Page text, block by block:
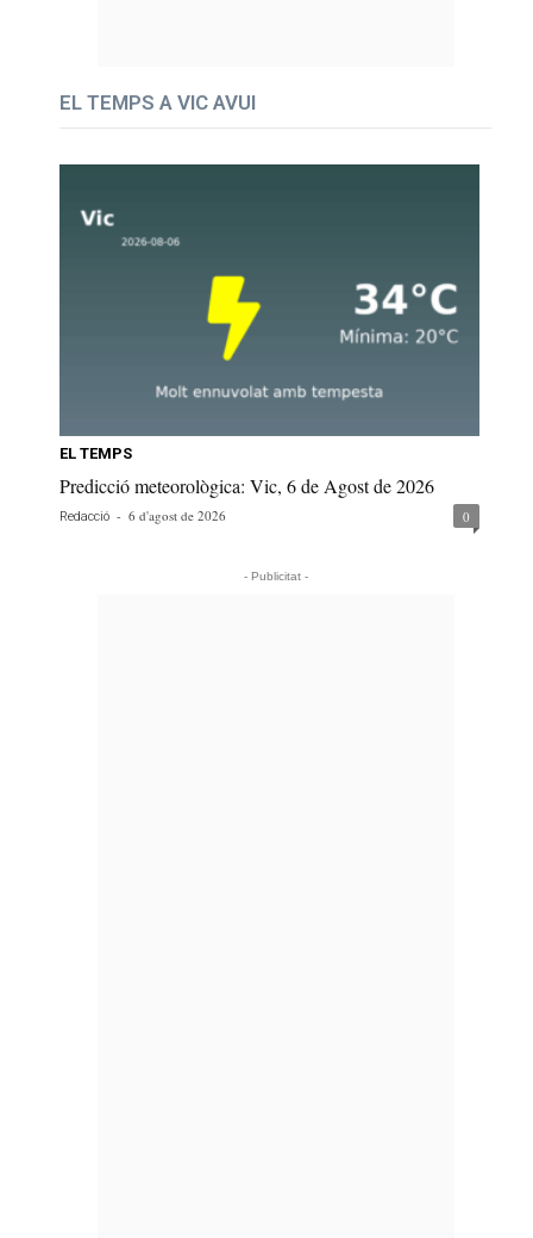
EL TEMPS A VIC AVUI
EL TEMPS
Predicció meteorològica: Vic, 6 de Agost de 2026
Redacció - 6 d'agost de 2026 0
- Publicitat -